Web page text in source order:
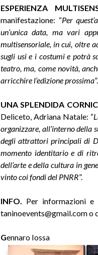
ESPERIENZA
manifestazione: “Per
un’unica data, ma vari
multisensoriale, in cui, oltre
sugli usi e i costumi e potrà
teatro, ma, come novità,
arricchire l’edizione prossima”.
UNA SPLENDIDA
Deliceto, Adriana Natale: “
organizzare, all’interno della
degli attrattori principali di
momento identitario e di
dell’arte e della cultura in
vinto coi fondi del PNRR”.
INFO.
Per informazioni
taninoevents@gmail.com o
Gennaro Iossa